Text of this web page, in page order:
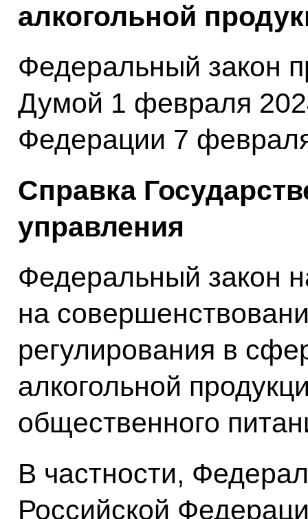
алкогольной
Федеральный закон
Думой 1 февраля
Федерации 7
Справка
управления
Федеральный закон
на
регулирования в
алкогольной
общественного
В частности,
Российской